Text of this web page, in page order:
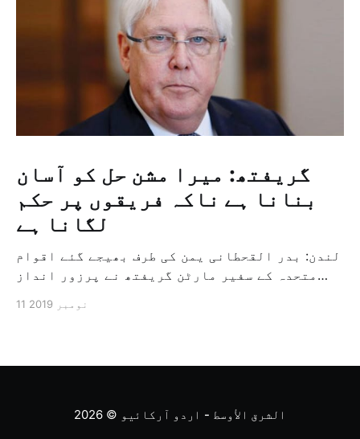
گریفتھ: میرا مشن حل کو آسان
بنانا ہے ناکہ فریقوں پر حکم
لگانا ہے
لندن: بدر القحطانی یمن کی طرف بھیجے گئے اقوام
متحدہ کے سفیر مارٹن گریفتھ نے پرزور انداز
ثالثی اور اس کشمکش کی حدبندی کرنے کے لئے ایک
11 نومبر 2019
الشرق الأوسط - اردو آرکائیو © 2026